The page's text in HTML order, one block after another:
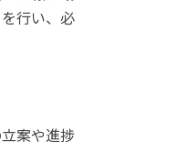
行い、必
案や進捗